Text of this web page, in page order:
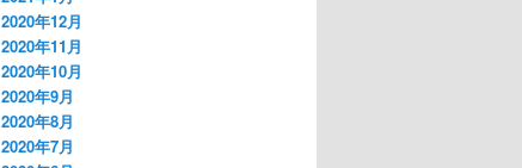
2020年12月
2020年11月
2020年10月
2020年9月
2020年8月
2020年7月